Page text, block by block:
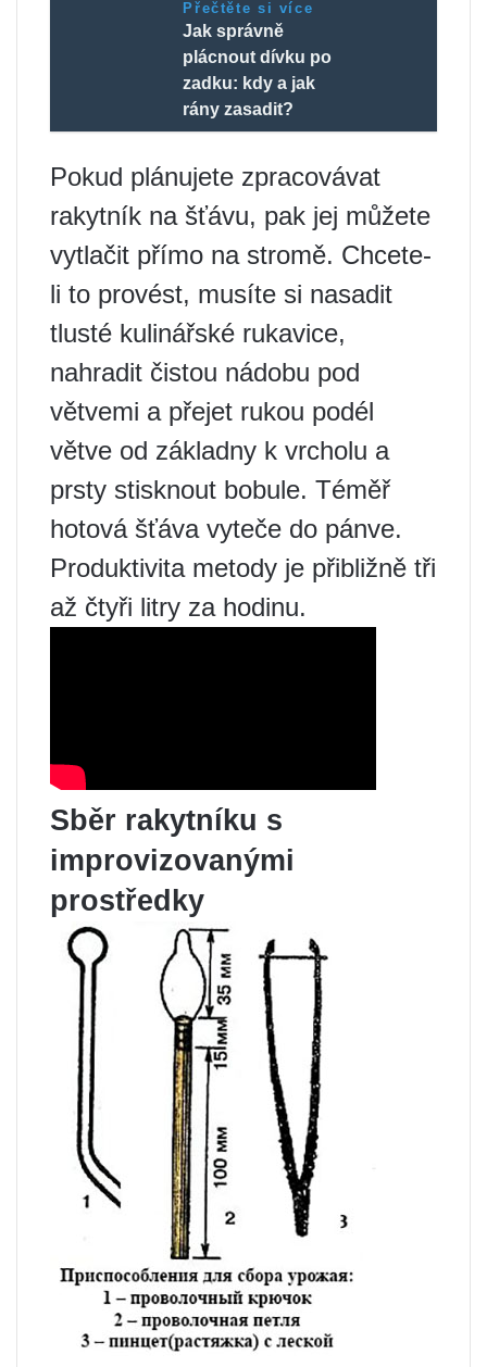
Přečtěte si více
Jak správně
plácnout dívku po
zadku: kdy a jak
rány zasadit?
Pokud plánujete zpracovávat
rakytník na šťávu, pak jej můžete
vytlačit přímo na stromě. Chcete-
li to provést, musíte si nasadit
tlusté kulinářské rukavice,
nahradit čistou nádobu pod
větvemi a přejet rukou podél
větve od základny k vrcholu a
prsty stisknout bobule. Téměř
hotová šťáva vyteče do pánve.
Produktivita metody je přibližně tři
až čtyři litry za hodinu.
Sběr rakytníku s
improvizovanými
prostředky